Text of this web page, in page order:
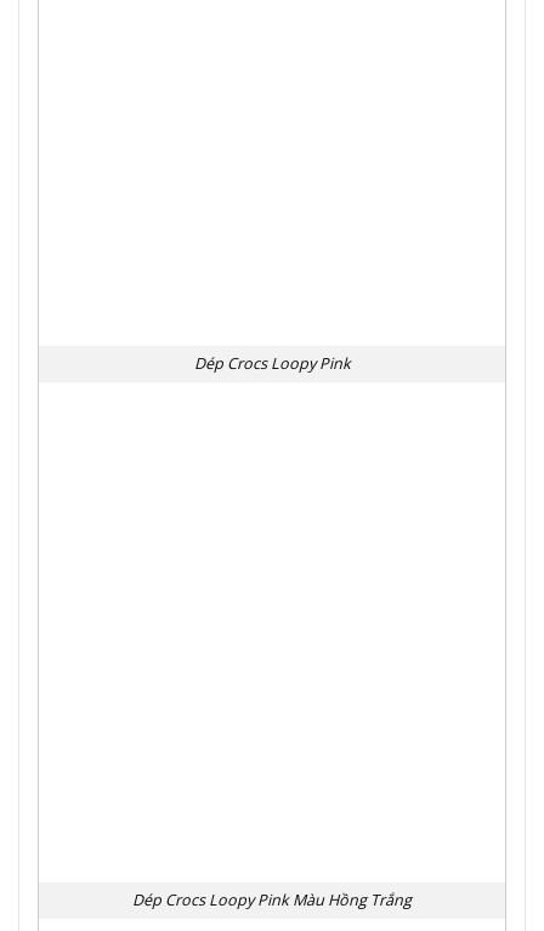
Dép Crocs Loopy Pink
Dép Crocs Loopy Pink Màu Hồng Trắng